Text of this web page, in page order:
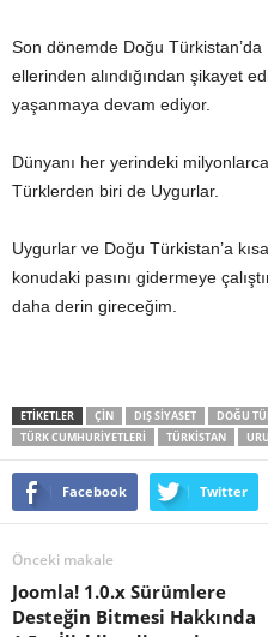
Son dönemde Doğu
ellerinden alındığından şikayet
yaşanmaya devam ediyor.
Dünyanı her yerindeki
Türklerden biri de Uygurlar.
Uygurlar ve Doğu Türkistan’a
konudaki pasını gidermeye
daha derin gireceğim.
ETİKETLER ÇIN DIŞ SIYASET DOĞU
TÜRK CUMHURIYETLERI
TÜRKISTAN
Facebook Twitter
Önceki makale
Joomla! 1.0.x Sürümlere
Desteğin Bitmesi Hakkında